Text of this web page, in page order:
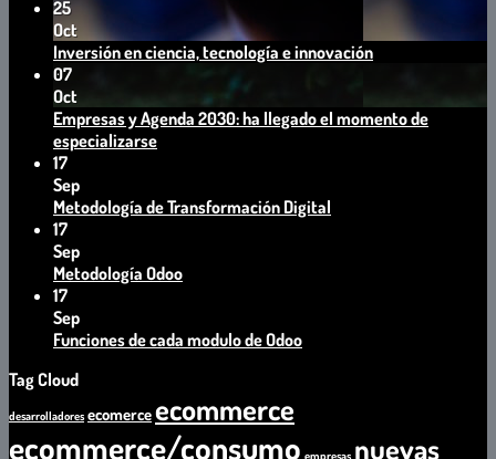
25
Oct
Inversión en ciencia, tecnología e innovaciónNo
comentarios
en
07
Oct
Empresas y Agenda 2030: ha llegado el momento de
especializarseNo
en
Agenda
llegado
de
especializarse
17
Sep
Metodología de Transformación Digital
17
Sep
Metodología OdooNo
en
17
Sep
Funciones de cada modulo de OdooNo
Tag Cloud
desarrolladores ecomerceecommerce
ecommerce/consumo empresas nuevas